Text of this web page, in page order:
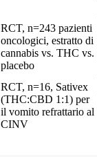
RCT, n=243 pazienti
oncologici, estratto di
cannabis vs. THC vs.
placebo
RCT, n=16, Sativex
(THC:CBD 1:1) per
il vomito refrattario al
CINV